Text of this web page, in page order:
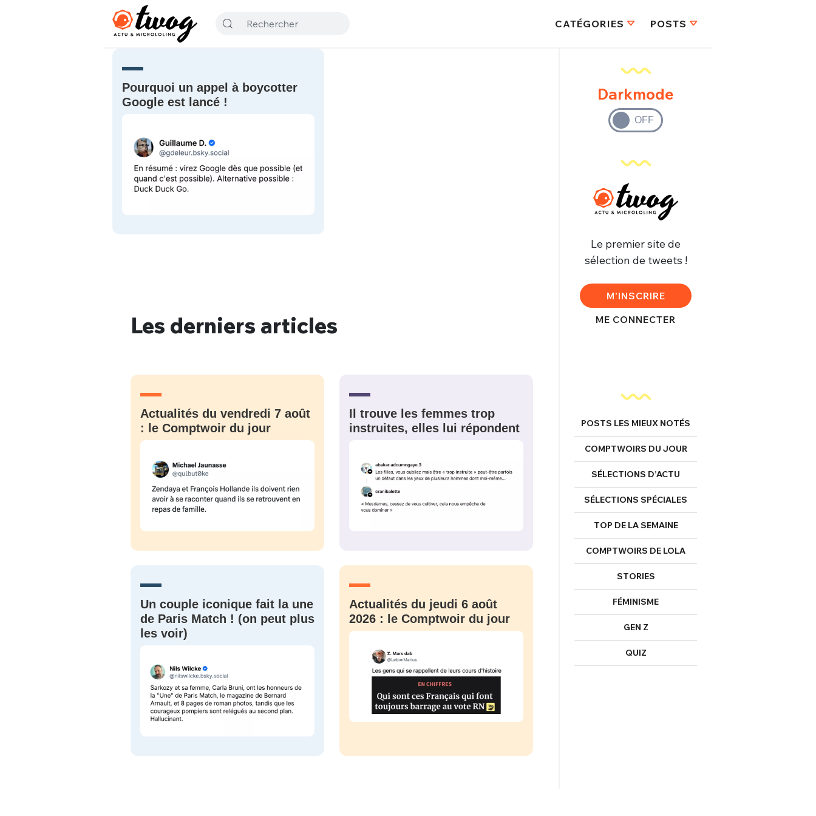
CATÉGORIES POSTS
Pourquoi un appel à boycotter
Google est lancé !
Les derniers articles
Actualités du vendredi 7 août
: le Comptwoir du jour
Il trouve les femmes trop
instruites, elles lui répondent
Un couple iconique fait la une
de Paris Match ! (on peut plus
les voir)
Actualités du jeudi 6 août
2026 : le Comptwoir du jour
Darkmode
Le premier site de
sélection de tweets !
M'INSCRIRE
ME CONNECTER
POSTS LES MIEUX NOTÉS
COMPTWOIRS DU JOUR
SÉLECTIONS D’ACTU
SÉLECTIONS SPÉCIALES
TOP DE LA SEMAINE
COMPTWOIRS DE LOLA
STORIES
FÉMINISME
GEN Z
QUIZ
FERMER
PSEUDO *
PASSWORD*
Mot de passe perdu ?
CONNEXION
VOTRE PARTICIPATION
Que souhaitez-vous proposer ?
Quelques
tweets
Ma propre
sélection
ME CONNECTER
Un Thread
C'EST PARTI